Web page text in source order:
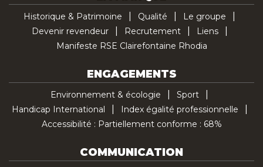
Historique & Patrimoine Qualité
Le groupe
Devenir revendeur
Recrutement
Liens
Manifeste RSE Clairefontaine Rhodia
ENGAGEMENTS
Environnement & écologie
Sport
Handicap International
Index égalité professionnelle
Accessibilité : Partiellement conforme : 68%
COMMUNICATION